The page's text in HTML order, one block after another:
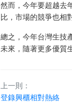
然而，今年要超越去
比，市場的競爭也相
總之，今年台灣生技
未來，隨著更多優質
上一則：
登錄興櫃相對熱絡